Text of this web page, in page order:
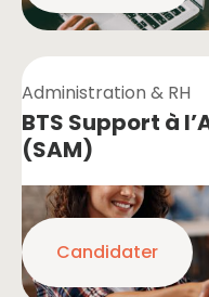
Administration & RH
BTS Support à
(SAM)
Candidater